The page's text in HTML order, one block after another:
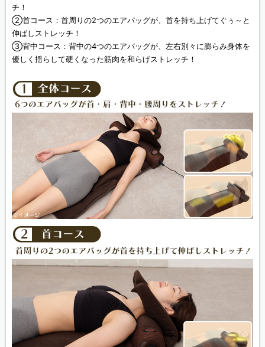
チ！
②首コース：首周りの2つのエアバッグが、首を持ち上げてぐぅ～と
伸ばしストレッチ！
③背中コース：背中の4つのエアバッグが、左右別々に膨らみ身体を
優しく揺らして硬くなった筋肉を和らげストレッチ！